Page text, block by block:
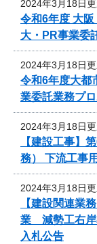
2024年3月18日
令和6年度 大
大・PR事業委
2024年3月18日
令和6年度大都
業委託業務プ
2024年3月18日
【建設工事】
務） 下流工事
2024年3月18日
【建設関連業
業 減勢工右岸
入札公告